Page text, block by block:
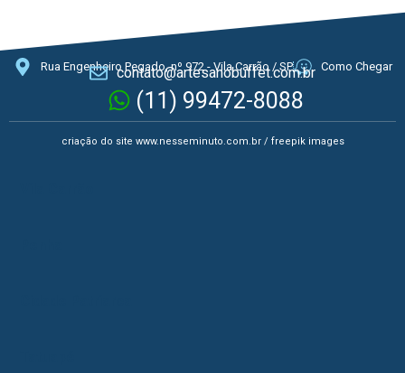
Rua Engenheiro Pegado, nº 972 - Vila Carrão / SP Como Chegar
contato@artesanobuffet.com.br
(11) 99472-8088
criação do site www.nesseminuto.com.br/ freepik images